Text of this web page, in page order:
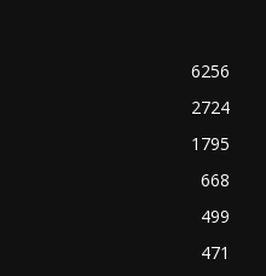
6256
2724
1795
668
499
471